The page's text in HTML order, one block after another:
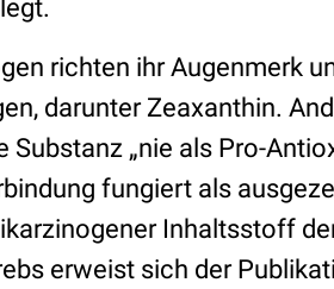
richten ihr Augenmerk
darunter Zeaxanthin.
„nie als Pro-
fungiert als
Inhaltsstoff
erweist sich der